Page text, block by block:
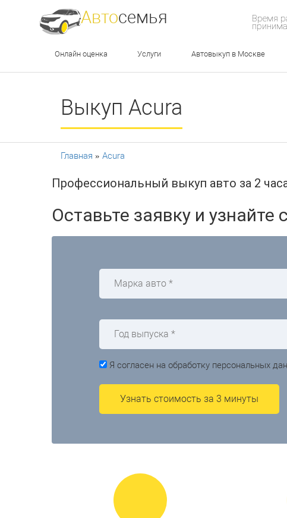
Автосемья Время
Онлайн оценка Услуги Автовыкуп в Москве
Выкуп Acura
Главная » Acura
Профессиональный выкуп авто за 2
Оставьте заявку и
Я согласен на обработку персональных